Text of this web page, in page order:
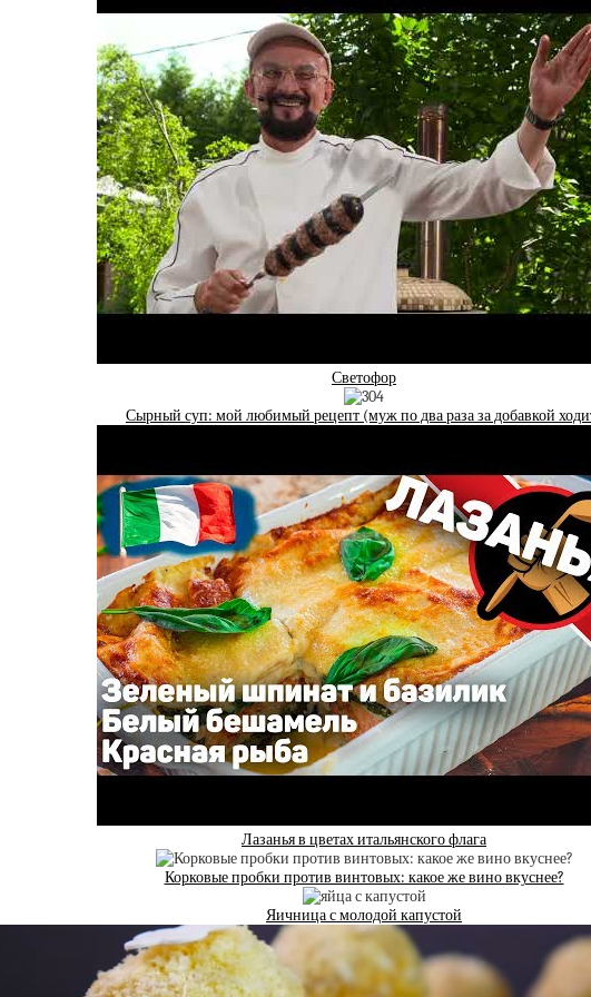
Светофор
Сырный суп: мой любимый рецепт (муж по два раза за добавкой
Лазанья в цветах итальянского флага
Корковые пробки против винтовых: какое же вино вкуснее?
Яичница с молодой капустой